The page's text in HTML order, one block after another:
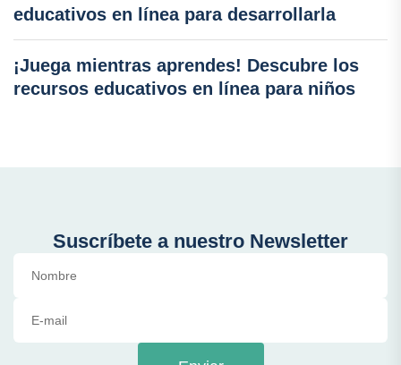
educativos en línea para desarrollarla
¡Juega mientras aprendes! Descubre los
recursos educativos en línea para niños
Suscríbete a nuestro Newsletter